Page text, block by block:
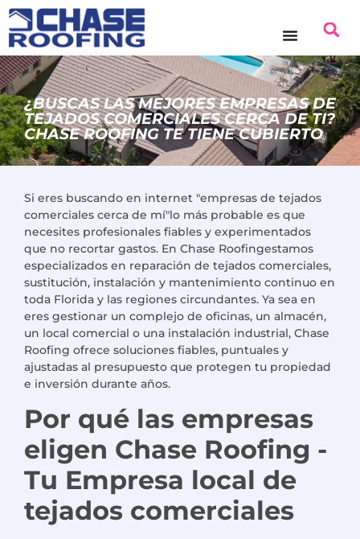
contenido
¿BUSCAS LAS MEJORES EMPRESAS DE
TEJADOS COMERCIALES CERCA DE TI?
CHASE ROOFING TE TIENE CUBIERTO
Si eres buscando en internet "empresas de tejados
comerciales cerca de mí"lo más probable es que
necesites profesionales fiables y experimentados
que no recortar gastos. En Chase Roofingestamos
especializados en reparación de tejados comerciales,
sustitución, instalación y mantenimiento continuo en
toda Florida y las regiones circundantes. Ya sea en
eres gestionar un complejo de oficinas, un almacén,
un local comercial o una instalación industrial, Chase
Roofing ofrece soluciones fiables, puntuales y
ajustadas al presupuesto que protegen tu propiedad
e inversión durante años.
Por qué las empresas
eligen Chase Roofing -
Tu Empresa local de
tejados comerciales